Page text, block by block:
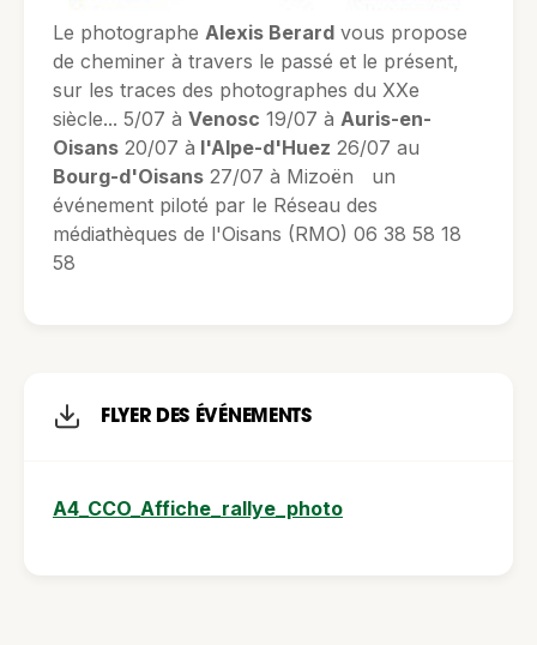
Le photographe Alexis Berard vous propose
de cheminer à travers le passé et le présent,
sur les traces des photographes du XXe
siècle... 5/07 à Venosc 19/07 à Auris-en-
Oisans 20/07 à l'Alpe-d'Huez 26/07 au
Bourg-d'Oisans 27/07 à Mizoën un
événement piloté par le Réseau des
médiathèques de l'Oisans (RMO) 06 38 58 18
58
FLYER DES ÉVÉNEMENTS
A4_CCO_Affiche_rallye_photo